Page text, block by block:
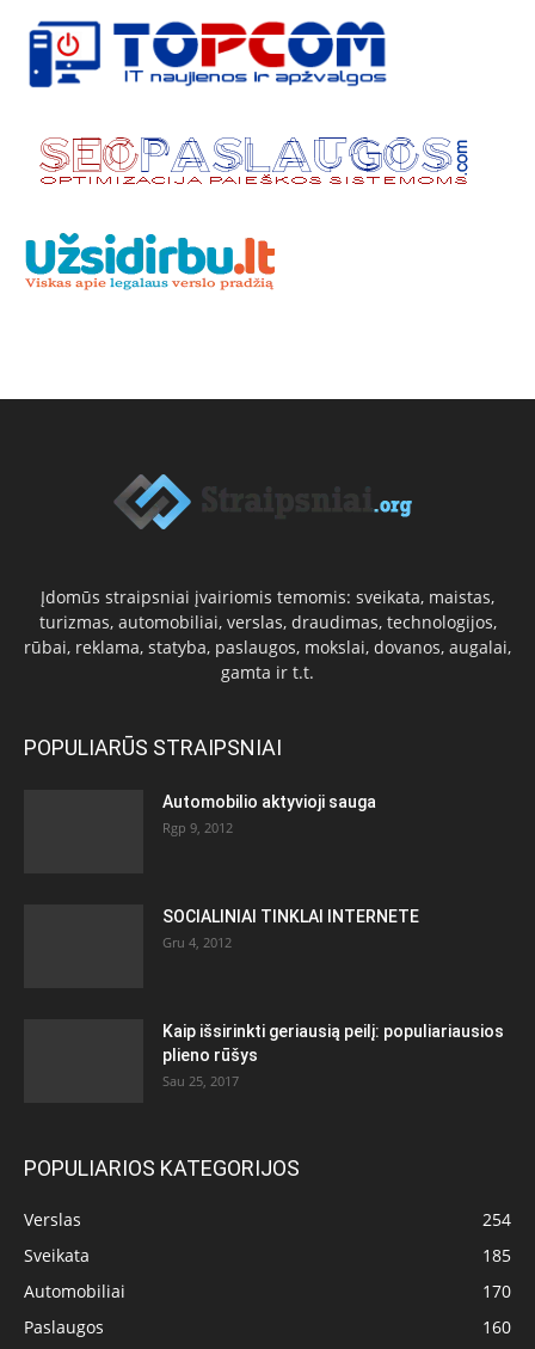
Įdomūs straipsniai įvairiomis temomis: sveikata, maistas,
turizmas, automobiliai, verslas, draudimas, technologijos,
rūbai, reklama, statyba, paslaugos, mokslai, dovanos, augalai,
gamta ir t.t.
POPULIARŪS STRAIPSNIAI
Automobilio aktyvioji sauga
Rgp 9, 2012
SOCIALINIAI TINKLAI INTERNETE
Gru 4, 2012
Kaip išsirinkti geriausią peilį: populiariausios
plieno rūšys
Sau 25, 2017
POPULIARIOS KATEGORIJOS
Verslas
254
Sveikata
185
Automobiliai
170
Paslaugos
160